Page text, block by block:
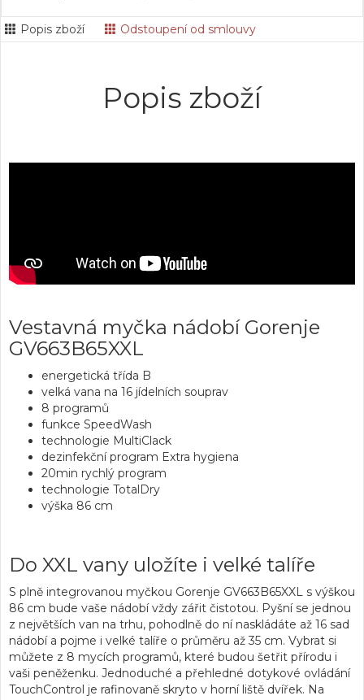
Popis zboží Odstoupení od smlouvy
Popis zboží
Vestavná myčka nádobí Gorenje
GV663B65XXL
energetická třída B
velká vana na 16 jídelních souprav
8 programů
funkce SpeedWash
technologie MultiClack
dezinfekční program Extra hygiena
20min rychlý program
technologie TotalDry
výška 86 cm
Do XXL vany uložíte i velké talíře
S plně integrovanou myčkou Gorenje GV663B65XXL s výškou
86 cm bude vaše nádobí vždy zářit čistotou. Pyšní se jednou
z největších van na trhu, pohodlně do ní naskládáte až 16 sad
nádobí a pojme i velké talíře o průměru až 35 cm. Vybrat si
můžete z 8 mycích programů, které budou šetřit přírodu i
vaši peněženku. Jednoduché a přehledné dotykové ovládání
TouchControl je rafinovaně skryto v horní liště dvířek. Na